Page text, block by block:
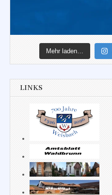
Mehr laden…
LINKS